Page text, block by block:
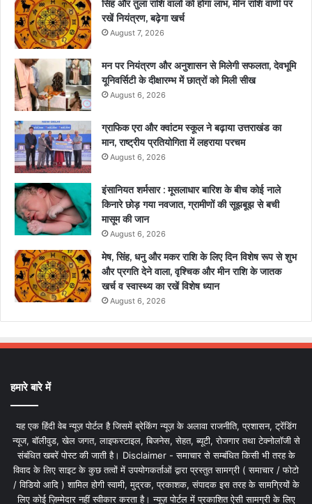
सिंह और तुला राशि वालों को होगा लाभ, मीन राशि वाणी पर
रखें नियंत्रण, बढ़ेगा खर्च
August 7, 2026
मन पर नियंत्रण और अनुशासन से मिलेगी सफलता, देवभूमि
यूनिवर्सिटी के दीक्षारम्भ में छात्रों को मिली सीख
August 6, 2026
ग्राफिक एरा और क्वांटम स्कूल ने बढ़ाया उत्तराखंड का
मान, राष्ट्रीय प्रतियोगिता में लहराया परचम
August 6, 2026
इंसानियत शर्मसार : मूसलाधार बारिश के बीच कोई नाले
किनारे छोड़ गया नवजात, ग्रामीणों की सूझबूझ से बची
मासूम की जान
August 6, 2026
मेष, सिंह, धनु और मकर राशि के लिए दिन विशेष रूप से शुभ
और प्रगति देने वाला, वृश्चिक और मीन राशि के जातक
खर्च व स्वास्थ्य का रखें विशेष ध्यान
August 6, 2026
हमारे बारे में
यह एक हिंदी वेब न्यूज़ पोर्टल है जिसमें ब्रेकिंग न्यूज़ के अलावा राजनीति, प्रशासन, ट्रेंडिंग
न्यूज, बॉलीवुड, खेल जगत, लाइफस्टाइल, बिजनेस, सेहत, ब्यूटी, रोजगार तथा टेक्नोलॉजी से
संबंधित खबरें पोस्ट की जाती है। Disclaimer - समाचार से सम्बंधित किसी भी तरह के
विवाद के लिए साइट के कुछ तत्वों में उपयोगकर्ताओं द्वारा प्रस्तुत सामग्री ( समाचार / फोटो
/ विडियो आदि ) शामिल होगी स्वामी, मुद्रक, प्रकाशक, संपादक इस तरह के सामग्रियों के
लिए कोई ज़िम्मेदार नहीं स्वीकार करता है। न्यूज़ पोर्टल में प्रकाशित ऐसी सामग्री के लिए